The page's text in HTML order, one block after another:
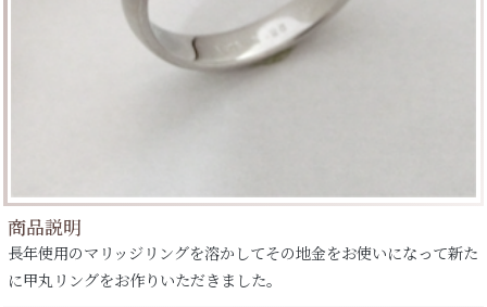
商品説明
長年使用のマリッジリングを溶かしてその地金をお使いになって新た
に甲丸リングをお作りいただきました。